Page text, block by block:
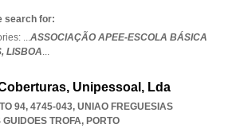
search for:
...ASSOCIAÇÃO APEE-ESCOLA BÁSICA
LISBOA...
Unipessoal, Lda
94, 4745-043, UNIAO FREGUESIAS
TROFA, PORTO